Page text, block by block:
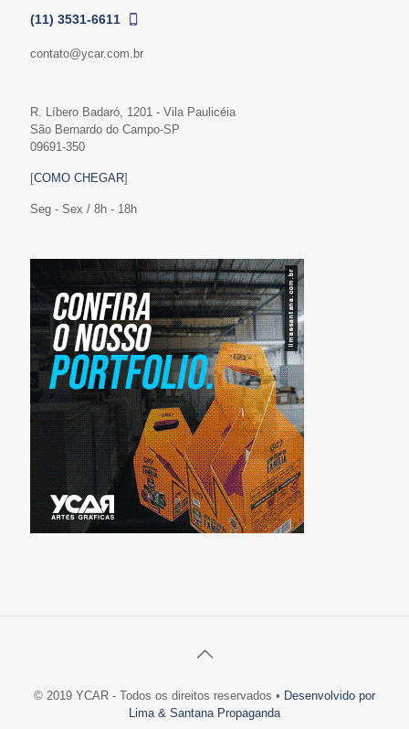
(11) 3531-6611
contato@ycar.com.br
R. Líbero Badaró, 1201 - Vila Paulicéia
São Bernardo do Campo-SP
09691-350
[COMO CHEGAR]
Seg - Sex / 8h - 18h
© 2019 YCAR - Todos os direitos reservados • Desenvolvido por
Lima & Santana Propaganda